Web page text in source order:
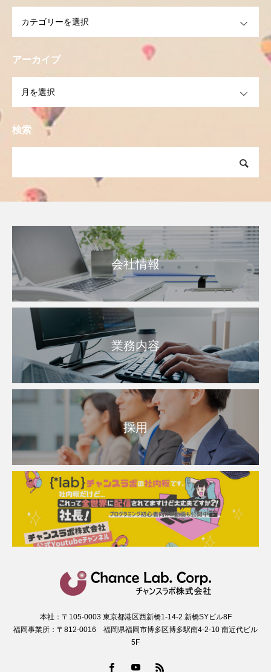
アーカイブ
検索
会社情報
業務内容
採用
本社：〒105-0003 東京都港区西新橋1-14-2 新橋SYビル8F
福岡事業所：〒812-0016 福岡県福岡市博多区博多駅南4-2-10 南近代ビル
5F